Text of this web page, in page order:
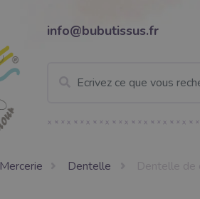
info@bubutissus.fr
Mercerie Dentelle